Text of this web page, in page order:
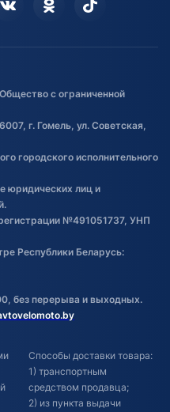
с ограниченной
г. Гомель, ул. Советская,
городского исполнительного
юридических лиц и
№491051737, УНП
Республики Беларусь:
без перерыва и выходных.
Способы доставки товара:
1) транспортным
средством продавца;
2) из пункта выдачи